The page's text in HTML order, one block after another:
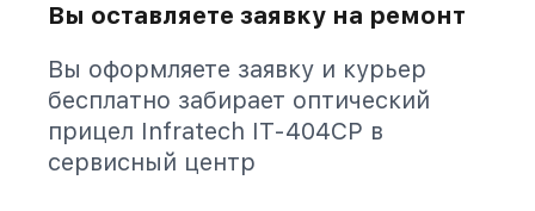
Вы оставляете заявку на ремонт
Вы оформляете заявку и курьер
бесплатно забирает оптический
прицел Infratech IT-404CP в
сервисный центр